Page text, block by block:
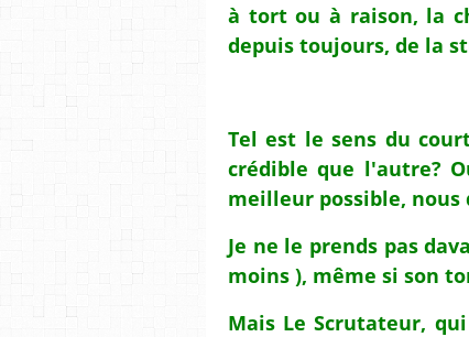
à tort ou à raison, la
depuis toujours, de la
Tel est le sens du
crédible que l'autre?
meilleur possible, nous
Je ne le prends pas
moins ), même si son
Mais Le Scrutateur,